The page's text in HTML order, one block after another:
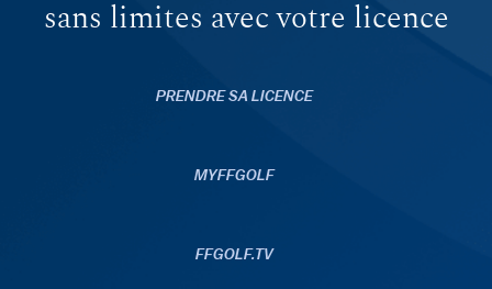
sans limites avec votre licence
PRENDRE SA LICENCE
MYFFGOLF
FFGOLF.TV